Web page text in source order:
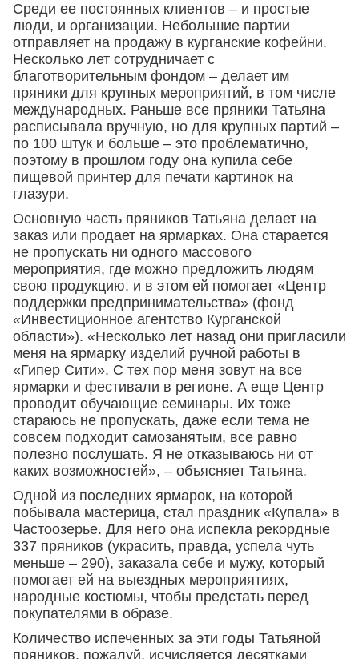
Среди ее постоянных клиентов – и простые
люди, и организации. Небольшие партии
отправляет на продажу в курганские кофейни.
Несколько лет сотрудничает с
благотворительным фондом – делает им
пряники для крупных мероприятий, в том числе
международных. Раньше все пряники Татьяна
расписывала вручную, но для крупных партий –
по 100 штук и больше – это проблематично,
поэтому в прошлом году она купила себе
пищевой принтер для печати картинок на
глазури.
Основную часть пряников Татьяна делает на
заказ или продает на ярмарках. Она старается
не пропускать ни одного массового
мероприятия, где можно предложить людям
свою продукцию, и в этом ей помогает «Центр
поддержки предпринимательства» (фонд
«Инвестиционное агентство Курганской
области»). «Несколько лет назад они пригласили
меня на ярмарку изделий ручной работы в
«Гипер Сити». С тех пор меня зовут на все
ярмарки и фестивали в регионе. А еще Центр
проводит обучающие семинары. Их тоже
стараюсь не пропускать, даже если тема не
совсем подходит самозанятым, все равно
полезно послушать. Я не отказываюсь ни от
каких возможностей», – объясняет Татьяна.
Одной из последних ярмарок, на которой
побывала мастерица, стал праздник «Купала» в
Частоозерье. Для него она испекла рекордные
337 пряников (украсить, правда, успела чуть
меньше – 290), заказала себе и мужу, который
помогает ей на выездных мероприятиях,
народные костюмы, чтобы предстать перед
покупателями в образе.
Количество испеченных за эти годы Татьяной
пряников, пожалуй, исчисляется десятками